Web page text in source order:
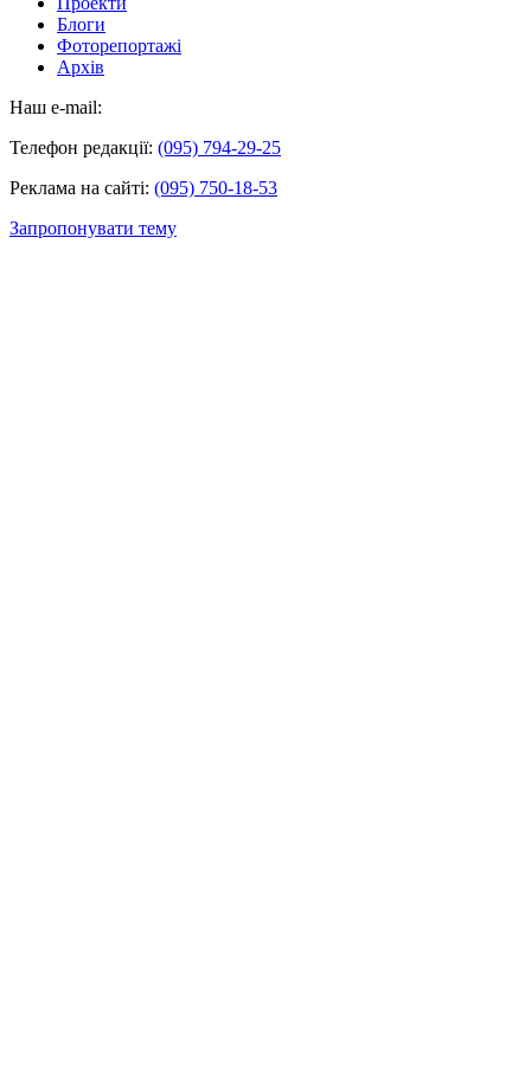
Блоги
Фоторепортажі
Архів
Наш e-mail:
Телефон редакції: (095) 794-29-25
Реклама на сайті: (095) 750-18-53
Запропонувати тему